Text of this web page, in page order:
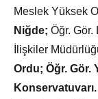
Meslek Yüksek
Niğde; Öğr.
İlişkiler
Ordu; Öğr. Gör.
Konservatuvarı.